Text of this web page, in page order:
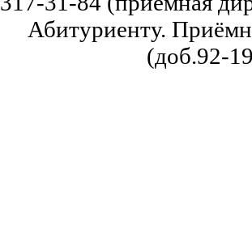
Абитуриенту.
(доб.92-